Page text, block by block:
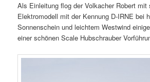
Als Einleitung flog der Volkacher Robert mit
Elektromodell mit der Kennung D-IRNE bei
Sonnenschein und leichtem Westwind
einer schönen Scale Hubschrauber